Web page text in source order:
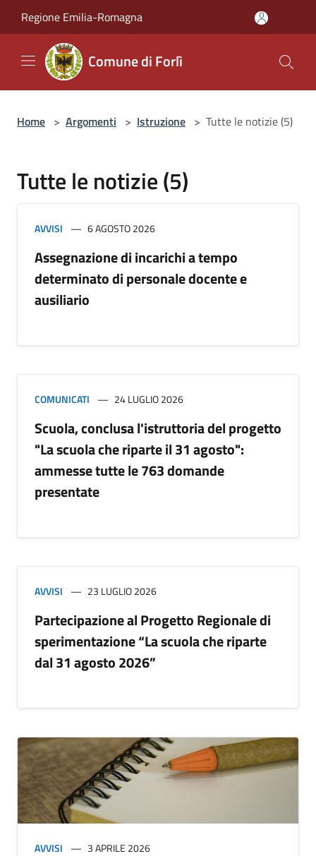
Regione Emilia-Romagna
Comune di Forlì
Home > Argomenti > Istruzione > Tutte le notizie (5)
Tutte le notizie (5)
AVVISI 6 AGOSTO 2026
Assegnazione di incarichi a tempo
determinato di personale docente e
ausiliario
COMUNICATI 24 LUGLIO 2026
Scuola, conclusa l'istruttoria del progetto
"La scuola che riparte il 31 agosto":
ammesse tutte le 763 domande
presentate
AVVISI 23 LUGLIO 2026
Partecipazione al Progetto Regionale di
sperimentazione “La scuola che riparte
dal 31 agosto 2026”
AVVISI 3 APRILE 2026